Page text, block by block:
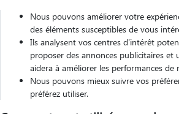
Nous pouvons améliorer votre
des éléments susceptibles de vous
Ils analysent vos centres d'intérêt
proposer des annonces publicitaires
aidera à améliorer les performances de
Nous pouvons mieux suivre vos
préférez utiliser.